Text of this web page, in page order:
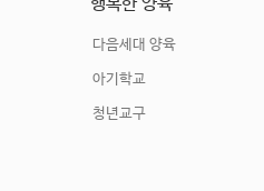
다음세대 양육
아기학교
청년교구